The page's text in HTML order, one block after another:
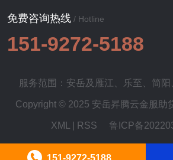
免费咨询热线 / Hotline
151-9272-5188
服务范围：安岳及 雁江 乐至 简阳
Copyright © 2025 安岳昇腾云金服
XML RSS 鲁ICP备
151-9272-5188